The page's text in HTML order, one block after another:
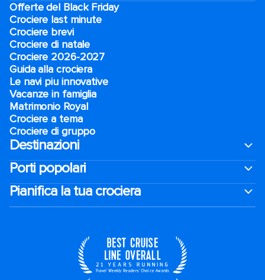
Offerte del Black Friday
Crociere last minute
Crociere brevi​
Crociere di natale​
Crociere 2026-2027
Guida alla crociera
Le navi piu innovative
Vacanze in famiglia
Matrimonio Royal
Crociere a tema
Crociere di gruppo
Destinazioni
Porti popolari
Pianifica la tua crociera